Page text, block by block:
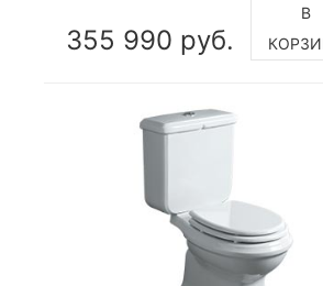
355 990 руб.
В